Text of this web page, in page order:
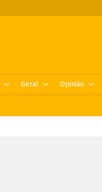
Geral Opinião